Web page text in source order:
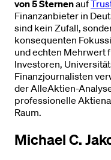
von 5 Sternenauf
Finanzanbieter in
sind kein Zufall,
konsequenten
und echten Mehrwert
Investoren,
Finanzjournalisten
der AlleAktien-
professionelle
Raum.
Michael C.